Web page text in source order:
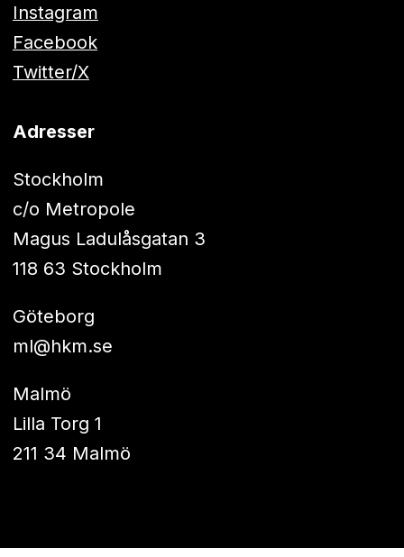
Instagram
Facebook
Twitter/X
Adresser
Stockholm
c/o Metropole
Magus Ladulåsgatan 3
118 63 Stockholm
Göteborg
ml@hkm.se
Malmö
Lilla Torg 1
211 34 Malmö